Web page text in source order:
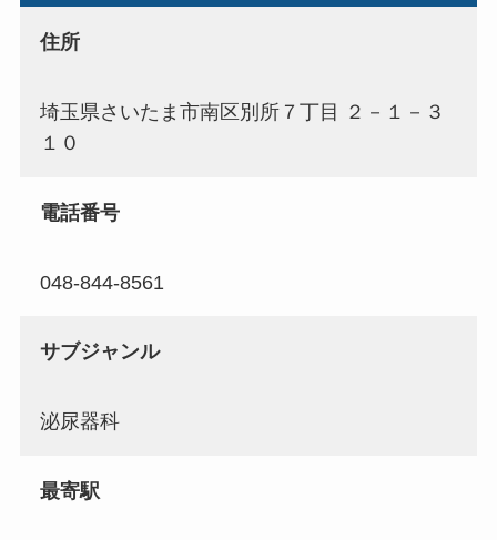
住所
埼玉県さいたま市南区別所７丁目 ２－１－３
１０
電話番号
048-844-8561
サブジャンル
泌尿器科
最寄駅